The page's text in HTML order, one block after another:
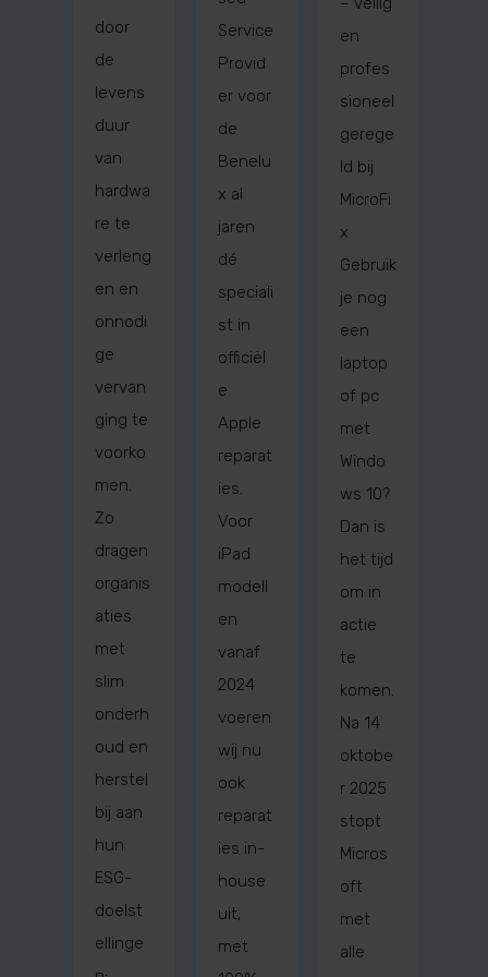
door
de
levens
duur
van
hardwa
re te
verleng
en en
onnodi
ge
vervan
ging te
voorko
men.
Zo
dragen
organis
aties
met
slim
onderh
oud en
herstel
bij aan
hun
ESG-
doelst
ellinge
Service
Provid
er voor
de
Benelu
x al
jaren
dé
speciali
st in
officiël
e
Apple
reparat
ies.
Voor
iPad
modell
en
vanaf
2024
voeren
wij nu
ook
reparat
ies in-
house
uit,
met
en
profes
sioneel
gerege
ld bij
MicroFi
x
Gebruik
je nog
een
laptop
of pc
met
Windo
ws 10?
Dan is
het tijd
om in
actie
te
komen.
Na 14
oktobe
r 2025
stopt
Micros
oft
met
alle